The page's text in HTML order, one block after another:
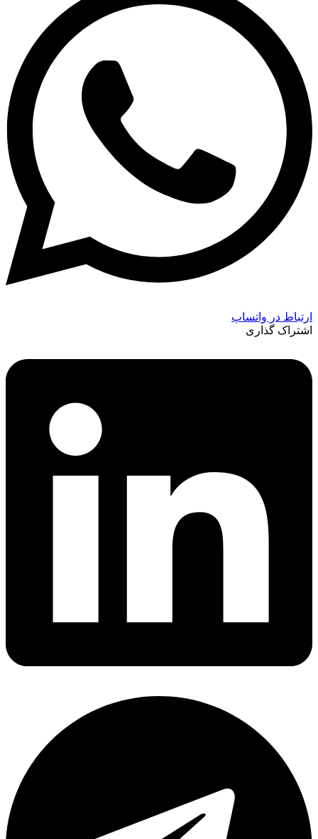
ارتباط در واتساپ
اشتراک گذاری